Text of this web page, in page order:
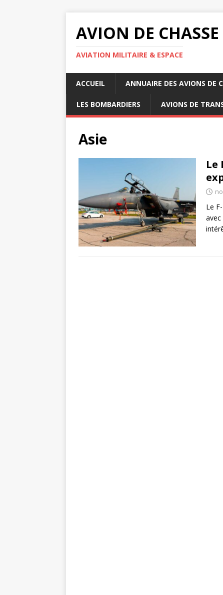
AVION DE CHASSE
AVIATION MILITAIRE & ESPACE
ACCUEIL ANNUAIRE DES AVIONS DE
LES BOMBARDIERS AVIONS DE
Asie
Le
Le
avec